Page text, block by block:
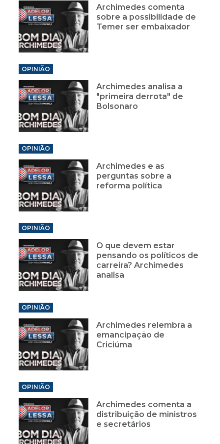
Archimedes comenta
sobre a possibilidade de
Temer ser embaixador
OPINIÃO
Archimedes analisa a
"primeira derrota" de
Bolsonaro
OPINIÃO
Archimedes e as
perguntas sobre a
reforma política
OPINIÃO
O que devem estar
pensando os políticos de
carreira? Archimedes
analisa
OPINIÃO
Archimedes relembra a
emancipação de
Criciúma
OPINIÃO
Archimedes comenta a
distribuição de ministros
e secretários